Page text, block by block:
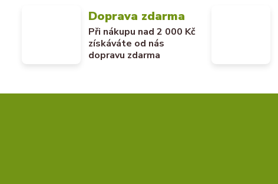
Doprava zdarma
Při nákupu nad 2 000 Kč
získáváte od nás
dopravu zdarma